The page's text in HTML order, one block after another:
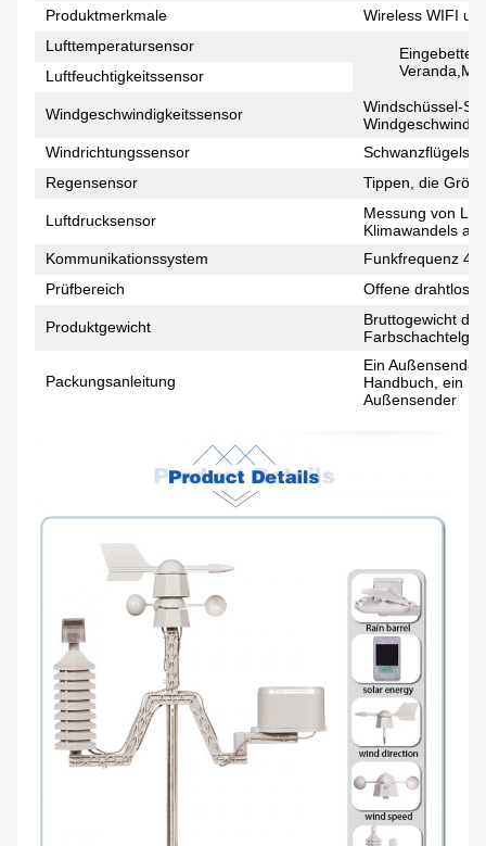
Produktmerkmale
Wireless WIFI
Lufttemperatursensor
Luftfeuchtigkeitssensor
Windgeschwindigkeitssensor
Windschüssel-
Windrichtungssensor
Regensensor
Tippen, die
Luftdrucksensor
Messung von
Klimawandels
Kommunikationssystem
Funkfrequenz
Prüfbereich
Offene drahtlose
Produktgewicht
Bruttogewicht
Packungsanleitung
Ein
Handbuch, ein
Außensender